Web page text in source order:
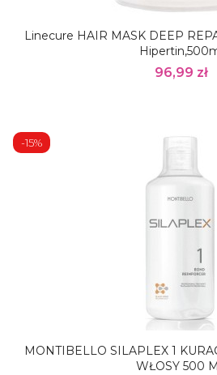
Linecure HAIR MASK DEEP
96,99 zł
MONTIBELLO SILAPLEX 1
WŁOSY 500
-15%